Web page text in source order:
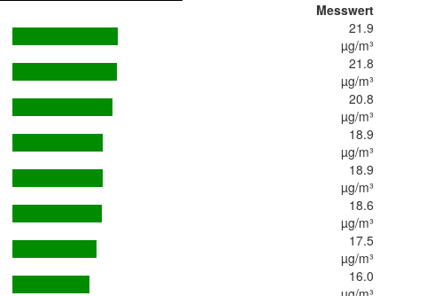
Messwert
21.9
µg/m³
21.8
µg/m³
20.8
µg/m³
18.9
µg/m³
18.9
µg/m³
18.6
µg/m³
17.5
µg/m³
16.0